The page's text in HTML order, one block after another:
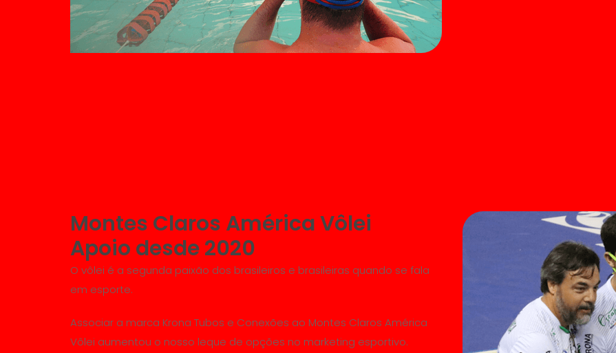
Montes Claros América Vôlei
Apoio desde 2020
O vôlei é a segunda paixão dos brasileiros e brasileiras quando se fala
em esporte.
Associar a marca Krona Tubos e Conexões ao Montes Claros América
Vôlei aumentou o nosso leque de opções no marketing esportivo.